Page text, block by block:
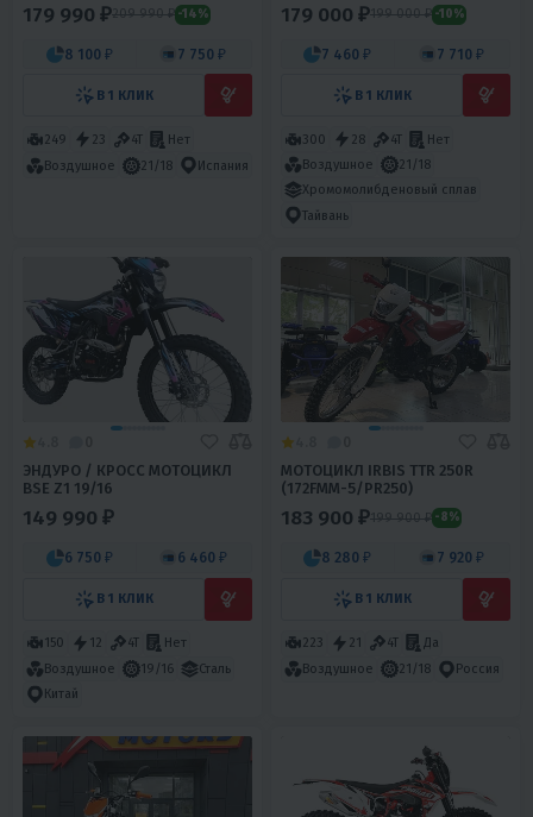
179 990 ₽209 990 ₽ -14%
8 100 ₽ 7 750 ₽
В 1 КЛИК
249 23 4T
Нет
Воздушное
21/18 Испания
179 000 ₽199 000 ₽ -10%
7 460 ₽ 7 710 ₽
В 1 КЛИК
300 28 4T
Нет
Воздушное
21/18
Хромомолибденовый сплав
Тайвань
ЭНДУРО / КРОСС МОТОЦИКЛ
BSE Z1 19/16
149 990 ₽
6 750 ₽ 6 460 ₽
В 1 КЛИК
150 12 4T
Нет
Воздушное
19/16
Сталь
Китай
МОТОЦИКЛ IRBIS TTR 250R
(172FMM-5/PR250)
183 900 ₽199 900 ₽ -8%
8 280 ₽ 7 920 ₽
В 1 КЛИК
223 21 4T
Да
Воздушное
21/18 Россия